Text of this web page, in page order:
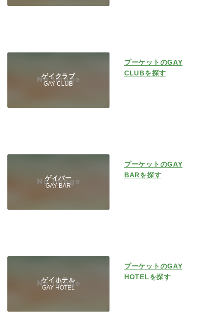
ゲイクラブ
GAY CLUB
プーケットのGAY
CLUBを探す
ゲイバー
GAY BAR
プーケットのGAY
BARを探す
ゲイホテル
GAY HOTEL
プーケットのGAY
HOTELを探す